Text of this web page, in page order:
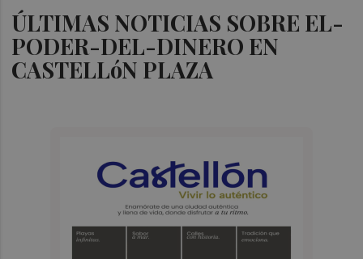
ÚLTIMAS NOTICIAS SOBRE EL-
PODER-DEL-DINERO EN
CASTELLóN PLAZA